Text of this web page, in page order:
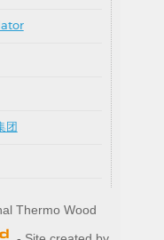
团
Thermo Wood